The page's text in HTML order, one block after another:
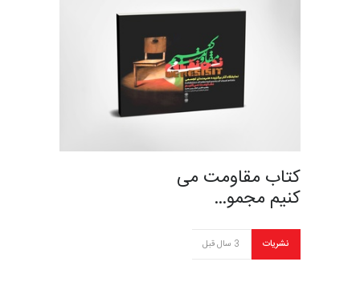
کتاب مقاومت می
کنیم مجمو…
نشریات 3 سال قبل